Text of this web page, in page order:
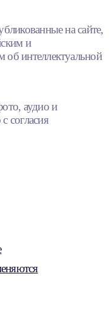
на сайте,
и
об интеллектуальной
аудио и
согласия